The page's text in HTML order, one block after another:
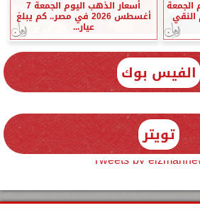
الجمعة
النقي
أسعار الذهب اليوم الجمعة 7
أغسطس 2026 في مصر.. كم يبلغ
عيار...
الفيس بوك
تويتر
Tweets by